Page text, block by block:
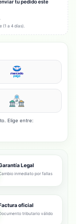
tu pedido este
.
(1 a 4 días).
Elige entre:
Legal
inmediato por fallas
oficial
tributario válido